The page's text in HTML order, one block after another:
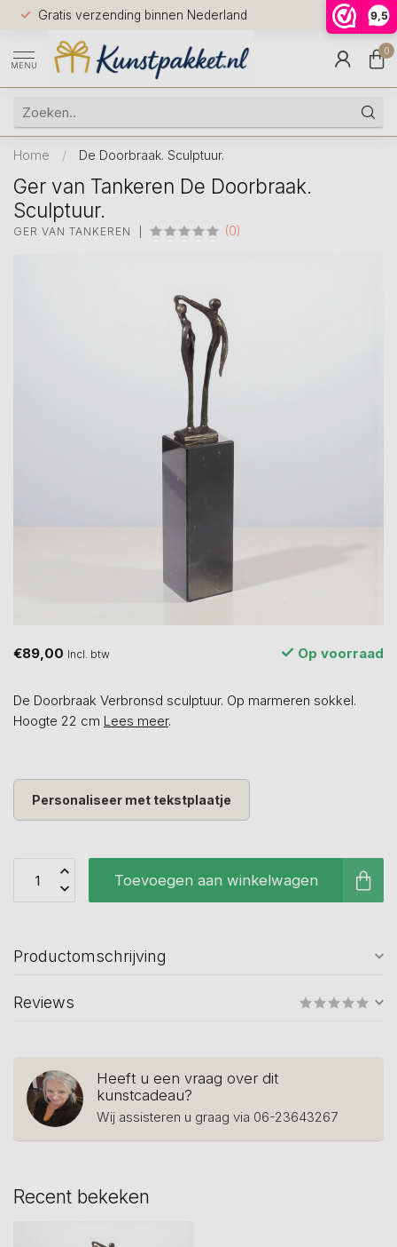
9,5
Gratis verzending binnen Nederland
Voor
huis
9.5
MENU
0
Home / De Doorbraak. Sculptuur.
Ger van Tankeren De Doorbraak.
Sculptuur.
GER VAN TANKEREN (0)
€89,00 Incl. btw Op voorraad
De Doorbraak Verbronsd sculptuur. Op marmeren sokkel.
Hoogte 22 cm Lees meer.
Personaliseer met tekstplaatje
Toevoegen aan winkelwagen
Productomschrijving
Reviews
Heeft u een vraag over dit
kunstcadeau?
Wij assisteren u graag via 06-23643267
Recent bekeken